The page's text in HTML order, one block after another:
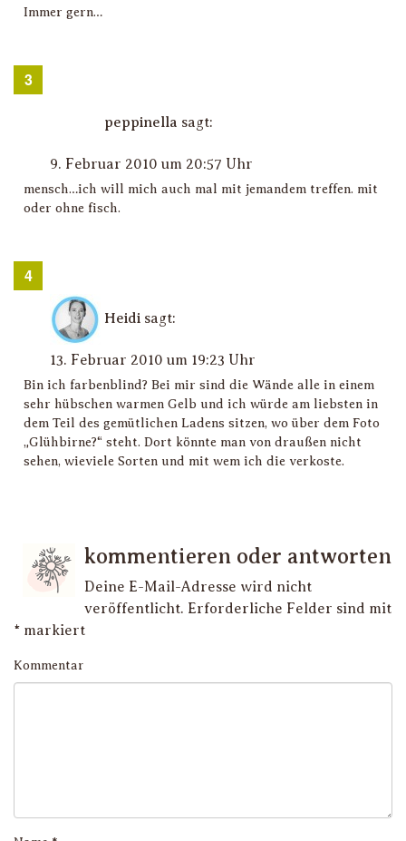
Immer gern…
peppinella sagt:
9. Februar 2010 um 20:57 Uhr
mensch…ich will mich auch mal mit jemandem treffen. mit
oder ohne fisch.
Heidi sagt:
13. Februar 2010 um 19:23 Uhr
Bin ich farbenblind? Bei mir sind die Wände alle in einem
sehr hübschen warmen Gelb und ich würde am liebsten in
dem Teil des gemütlichen Ladens sitzen, wo über dem Foto
„Glühbirne?“ steht. Dort könnte man von draußen nicht
sehen, wieviele Sorten und mit wem ich die verkoste.
kommentieren oder antworten
Deine E-Mail-Adresse wird nicht
veröffentlicht. Erforderliche Felder sind mit
* markiert
Kommentar